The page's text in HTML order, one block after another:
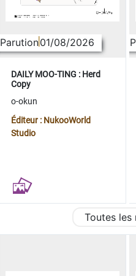
Parution01/08/2026
DAILY MOO-TING : Herd
Copy
o-okun
Éditeur : NukooWorld
Studio
Toutes